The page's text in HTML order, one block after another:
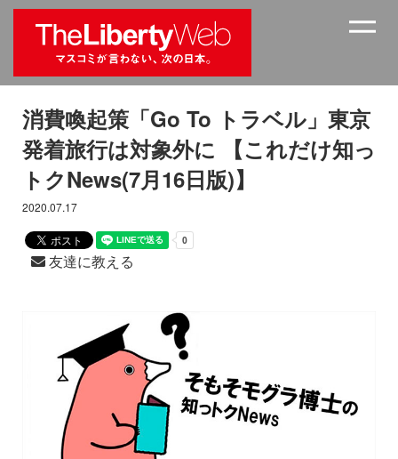
消費喚起策「Go To トラベル」東京
発着旅行は対象外に 【これだけ知っ
トクNews(7月16日版)】
2020.07.17
友達に教える